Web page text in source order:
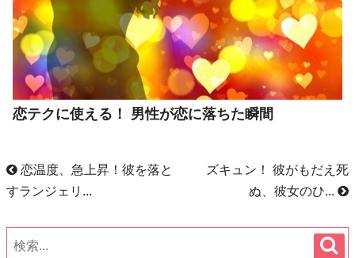
恋テクに使える！ 男性が恋に落ちた瞬間
恋温度、急上昇！彼を落と
すランジェリ...
ズキュン！ 彼がもだえ死
ぬ、彼女のひ...